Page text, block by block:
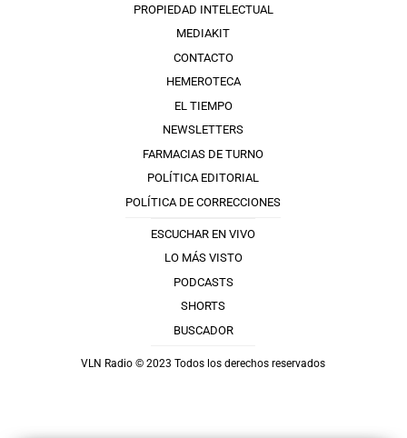
PROPIEDAD INTELECTUAL
MEDIAKIT
CONTACTO
HEMEROTECA
EL TIEMPO
NEWSLETTERS
FARMACIAS DE TURNO
POLÍTICA EDITORIAL
POLÍTICA DE CORRECCIONES
ESCUCHAR EN VIVO
LO MÁS VISTO
PODCASTS
SHORTS
BUSCADOR
VLN Radio © 2023 Todos los derechos reservados